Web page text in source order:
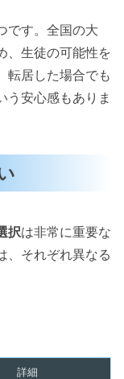
です。全国の大
、生徒の可能性を
転居した場合でも
う安心感もありま
択は非常に重要な
、それぞれ異なる
詳細